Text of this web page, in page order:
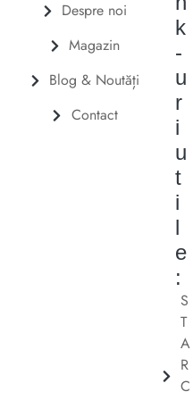
Despre noi
Magazin
Blog & Noutăți
Contact
k
-
u
r
i
u
t
i
l
e
:
S
T
A
R
C